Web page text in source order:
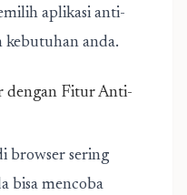
aplikasi anti-
kebutuhan anda.
dengan Fitur Anti-
browser sering
bisa mencoba